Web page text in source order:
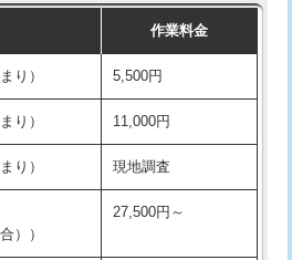
現場見積
の価格です。
13,200円
16,500円
岐水栓） 16,500円
) 16,500円
) 3,300円
置)
作業料金
り） 5,500円
り） 11,000円
り） 現地調査
））
27,500円～